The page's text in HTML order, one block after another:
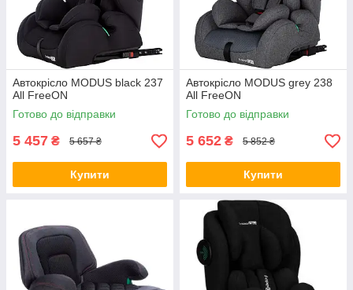
Автокрісло MODUS black 237
All FreeON
Готово до відправки
5 457 ₴ 5 657 ₴
Купити
Автокрісло MODUS grey 238
All FreeON
Готово до відправки
5 652 ₴ 5 852 ₴
Купити